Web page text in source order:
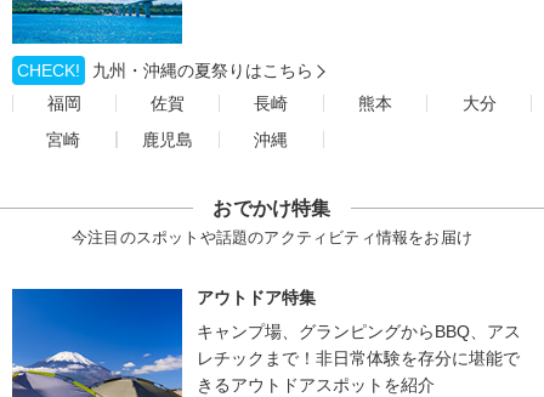
CHECK!
九州・沖縄の夏祭りはこちら
福岡
佐賀 長崎 熊本
大分
宮崎
鹿児島 沖縄
おでかけ特集
今注目のスポットや話題のアクティビティ情報をお届け
アウトドア特集
キャンプ場、グランピングからBBQ、アス
レチックまで！非日常体験を存分に堪能で
きるアウトドアスポットを紹介